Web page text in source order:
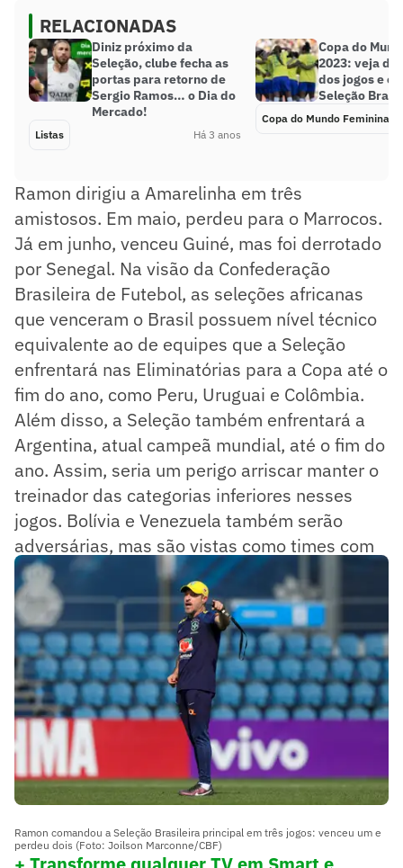
RELACIONADAS
Diniz próximo da
Seleção, clube fecha as
portas para retorno de
Sergio Ramos… o Dia do
Mercado!
Listas Há 3 anos
Copa do
2023: veja
dos jogos e o
Seleção
Copa do Mundo Feminina
Ramon dirigiu a Amarelinha em três
amistosos. Em maio, perdeu para o Marrocos.
Já em junho, venceu Guiné, mas foi derrotado
por Senegal. Na visão da Confederação
Brasileira de Futebol, as seleções africanas
que venceram o Brasil possuem nível técnico
equivalente ao de equipes que a Seleção
enfrentará nas Eliminatórias para a Copa até o
fim do ano, como Peru, Uruguai e Colômbia.
Além disso, a Seleção também enfrentará a
Argentina, atual campeã mundial, até o fim do
ano. Assim, seria um perigo arriscar manter o
treinador das categorias inferiores nesses
jogos. Bolívia e Venezuela também serão
adversárias, mas são vistas como times com
qualidade inferior.
Ramon comandou a Seleção Brasileira principal em três jogos: venceu um e
perdeu dois (Foto: Joilson Marconne/CBF)